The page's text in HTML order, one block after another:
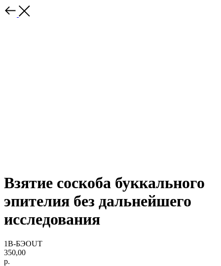
Взятие соскоба буккального
эпителия без дальнейшего
исследования
1В-БЭOUT
350,00
р.